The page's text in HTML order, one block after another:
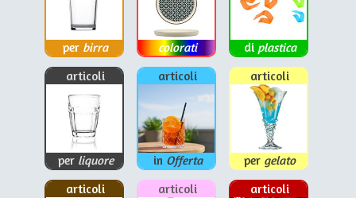
per birra colorati di plastica
articoli
per liquore
articoli
in Offerta
articoli
per gelato
articoli
articoli articoli